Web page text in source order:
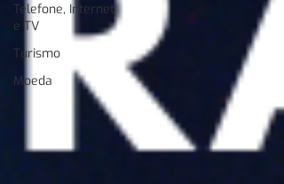
Telefone, Internet
e TV
Turismo
Moeda